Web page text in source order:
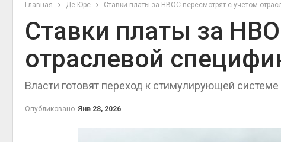
Главная Де-Юре Ставки платы за НВОС пересмотрят с учётом
Ставки платы за
отраслевой
Власти готовят переход к стимулирующей
Опубликовано Янв 28, 2026
МЕГА и ВкусВилл
установили
вторсырья